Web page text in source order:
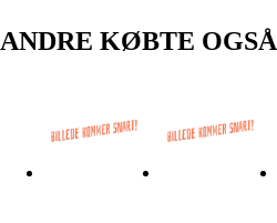
ANDRE KØBTE OGSÅ